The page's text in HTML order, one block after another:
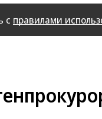
с правилами